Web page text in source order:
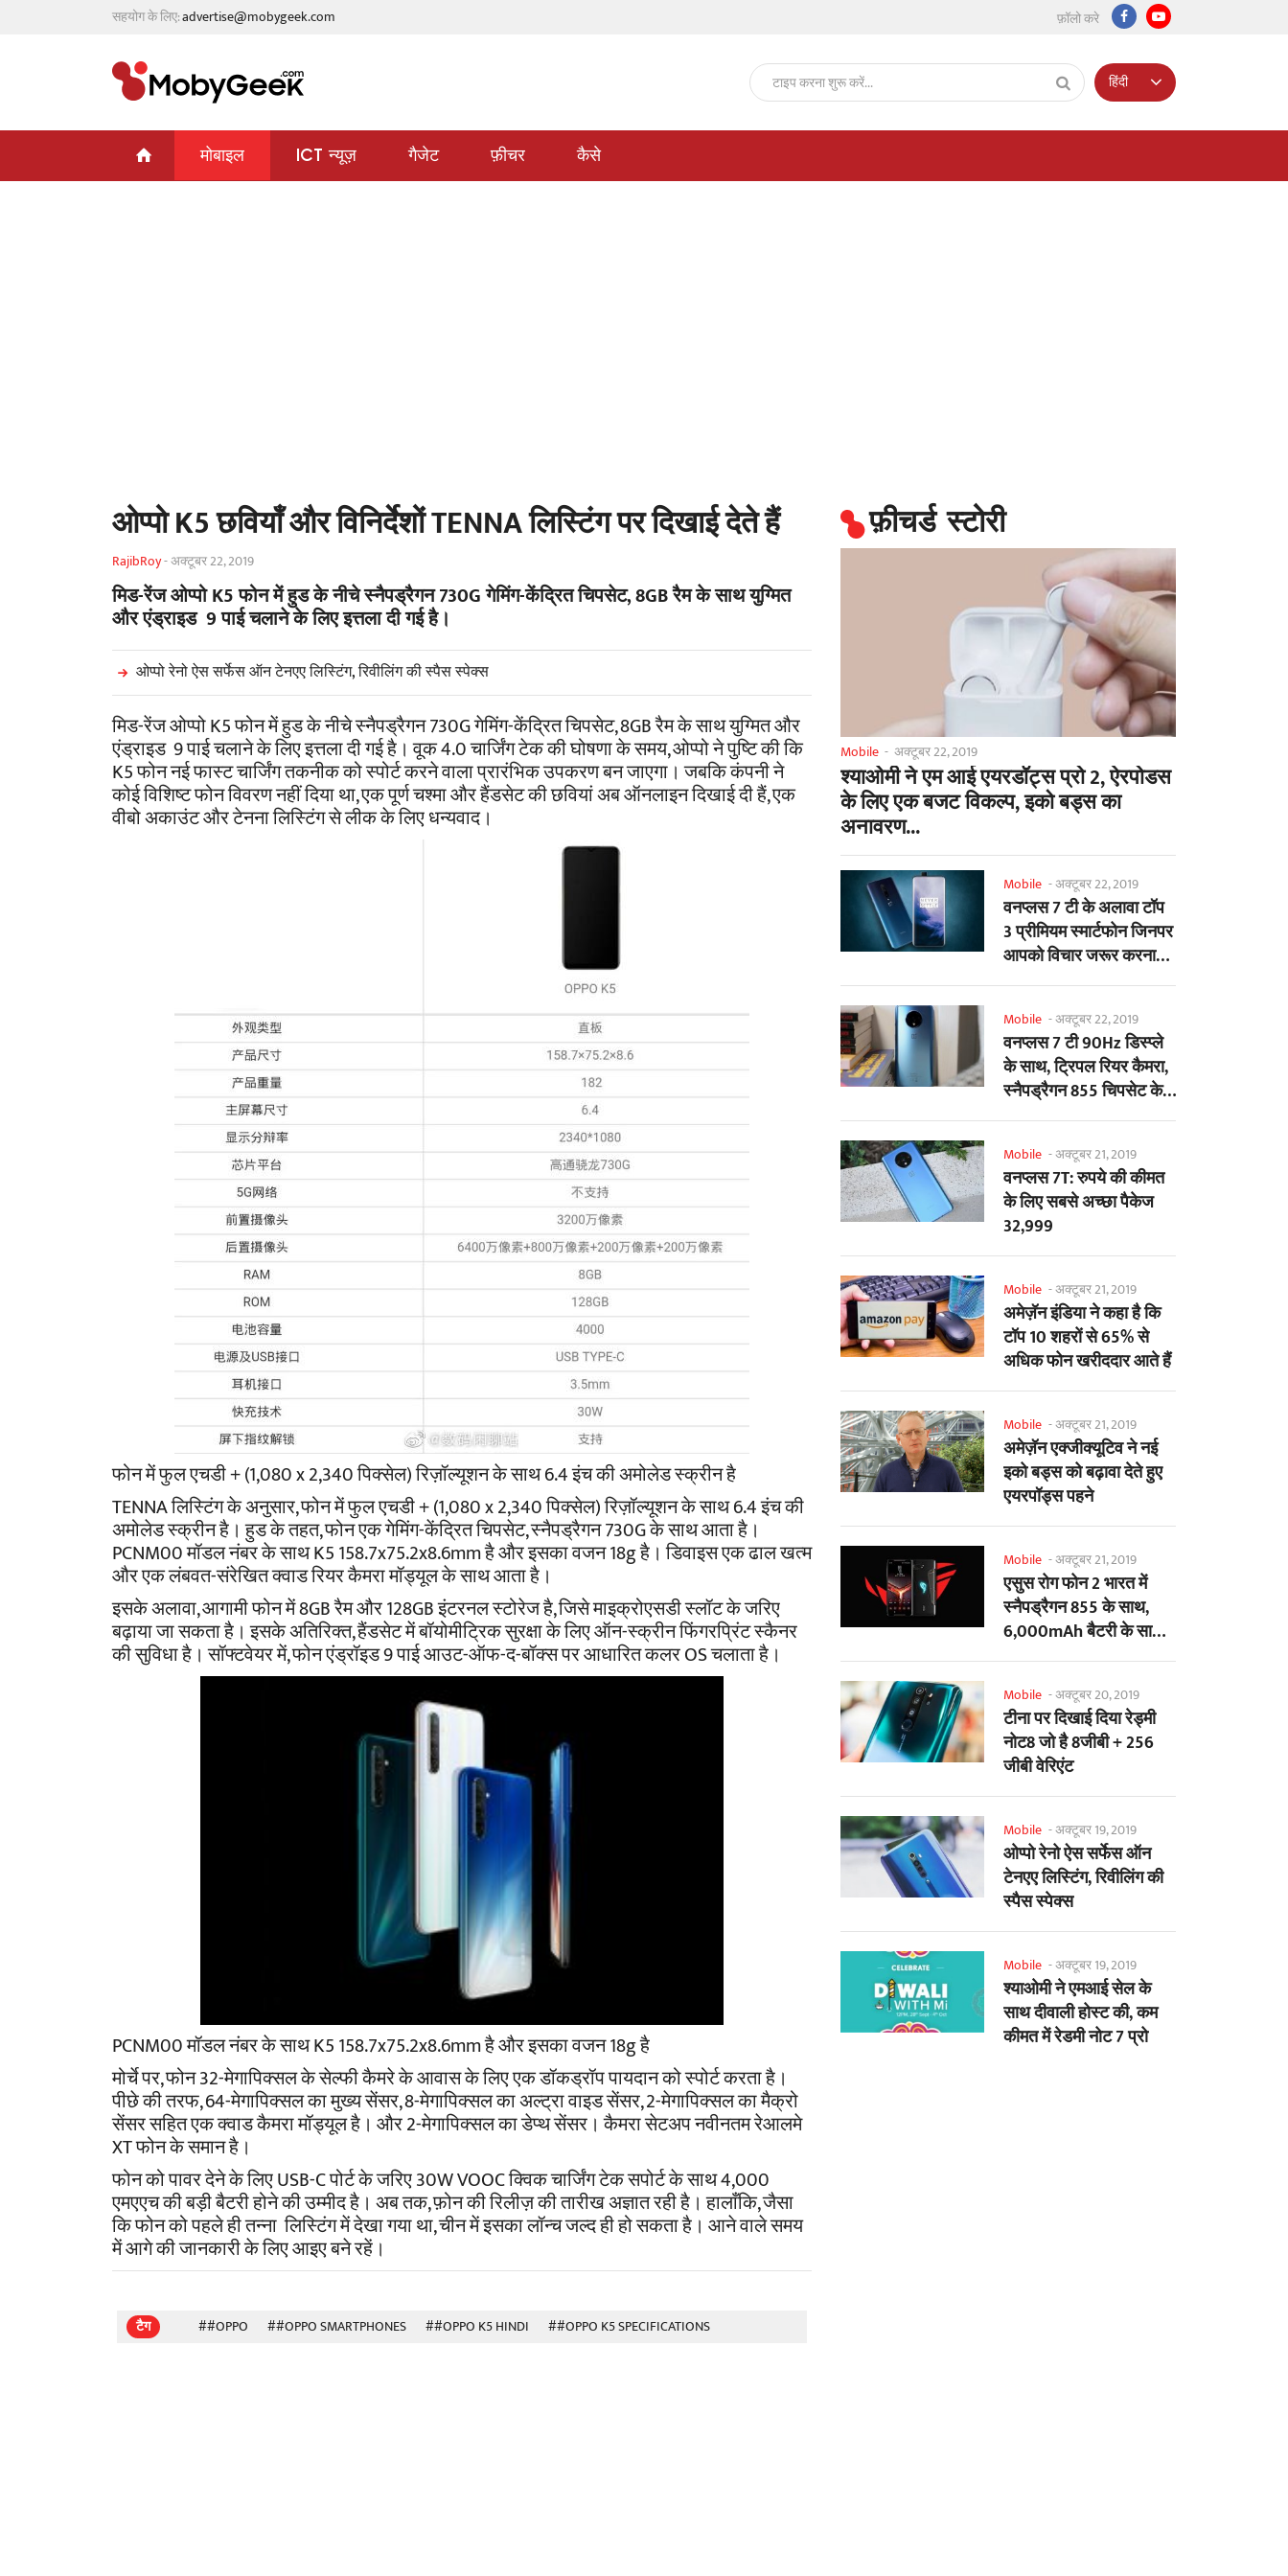
सहयोग के लिए:advertise@mobygeek.com फ़ॉलो करे
मोबाइल ICT न्यूज़ गैजेट फ़ीचर कैसे
हिंदी
ओप्पो K5 छवियाँ और विनिर्देशों TENNA लिस्टिंग पर दिखाई देते हैं
RajibRoy-अक्टूबर 22, 2019
मिड-रेंज ओप्पो K5 फोन में हुड के नीचे स्नैपड्रैगन 730G गेमिंग-केंद्रित चिपसेट, 8GB रैम के साथ युग्मित
और एंड्राइड 9 पाई चलाने के लिए इत्तला दी गई है।
ओप्पो रेनो ऐस सर्फेस ऑन टेनएए लिस्टिंग, रिवीलिंग की स्पैस स्पेक्स
मिड-रेंज ओप्पो K5 फोन में हुड के नीचे स्नैपड्रैगन 730G गेमिंग-केंद्रित चिपसेट, 8GB रैम के साथ युग्मित और
एंड्राइड 9 पाई चलाने के लिए इत्तला दी गई है।वूक 4.0 चार्जिंग टेक की घोषणा के समय, ओप्पो ने पुष्टि की कि
K5 फोन नई फास्ट चार्जिंग तकनीक को स्पोर्ट करने वाला प्रारंभिक उपकरण बन जाएगा। जबकि कंपनी ने
कोई विशिष्ट फोन विवरण नहीं दिया था, एक पूर्ण चश्मा और हैंडसेट की छवियां अब ऑनलाइन दिखाई दी हैं, एक
वीबो अकाउंट और टेनना लिस्टिंग से लीक के लिए धन्यवाद।
फोन में फुल एचडी + (1,080 x 2,340 पिक्सेल) रिज़ॉल्यूशन के साथ 6.4 इंच की अमोलेड स्क्रीन है
TENNA लिस्टिंग के अनुसार, फोन में फुल एचडी + (1,080 x 2,340 पिक्सेल) रिज़ॉल्यूशन के साथ 6.4 इंच की
अमोलेड स्क्रीन है। हुड के तहत, फोन एक गेमिंग-केंद्रित चिपसेट, स्नैपड्रैगन 730G के साथ आता है।
PCNM00 मॉडल नंबर के साथ K5 158.7x75.2x8.6mm है और इसका वजन 18g है। डिवाइस एक ढाल खत्म
और एक लंबवत-संरेखित क्वाड रियर कैमरा मॉड्यूल के साथ आता है।
इसके अलावा, आगामी फोन में 8GB रैम और 128GB इंटरनल स्टोरेज है, जिसे माइक्रोएसडी स्लॉट के जरिए
बढ़ाया जा सकता है। इसके अतिरिक्त, हैंडसेट में बॉयोमीट्रिक सुरक्षा के लिए ऑन-स्क्रीन फिंगरप्रिंट स्कैनर
की सुविधा है। सॉफ्टवेयर में, फोन एंड्रॉइड 9 पाई आउट-ऑफ-द-बॉक्स पर आधारित कलर OS चलाता है।
PCNM00 मॉडल नंबर के साथ K5 158.7x75.2x8.6mm है और इसका वजन 18g है
मोर्चे पर, फोन 32-मेगापिक्सल के सेल्फी कैमरे के आवास के लिए एक डॉकड्रॉप पायदान को स्पोर्ट करता है।
पीछे की तरफ, 64-मेगापिक्सल का मुख्य सेंसर, 8-मेगापिक्सल का अल्ट्रा वाइड सेंसर, 2-मेगापिक्सल का मैक्रो
सेंसर सहित एक क्वाड कैमरा मॉड्यूल है। और 2-मेगापिक्सल का डेप्थ सेंसर। कैमरा सेटअप नवीनतम रेआलमे
XT फोन के समान है।
फोन को पावर देने के लिए USB-C पोर्ट के जरिए 30W VOOC क्विक चार्जिंग टेक सपोर्ट के साथ 4,000
एमएएच की बड़ी बैटरी होने की उम्मीद है। अब तक, फ़ोन की रिलीज़ की तारीख अज्ञात रही है। हालाँकि, जैसा
कि फोन को पहले ही तन्ना लिस्टिंग में देखा गया था, चीन में इसका लॉन्च जल्द ही हो सकता है। आने वाले समय
में आगे की जानकारी के लिए आइए बने रहें।
टैग ##OPPO ##OPPO SMARTPHONES ##OPPO K5 HINDI ##OPPO K5 SPECIFICATIONS
फ़ीचर्ड स्टोरी
Mobile - अक्टूबर 22, 2019
श्याओमी ने एम आई एयरडॉट्स प्रो 2, ऐरपोडस
के लिए एक बजट विकल्प, इको बड्स का
अनावरण...
Mobile -अक्टूबर 22, 2019
वनप्लस 7 टी के अलावा टॉप
3 प्रीमियम स्मार्टफोन जिनपर
आपको विचार जरूर करना
चाहिए
Mobile -अक्टूबर 22, 2019
वनप्लस 7 टी 90Hz डिस्प्ले
के साथ, ट्रिपल रियर कैमरा,
स्नैपड्रैगन 855 चिपसेट के
साथ...
Mobile -अक्टूबर 21, 2019
वनप्लस 7T: रुपये की कीमत
के लिए सबसे अच्छा पैकेज
32,999
Mobile -अक्टूबर 21, 2019
अमेज़ॅन इंडिया ने कहा है कि
टॉप 10 शहरों से 65% से
अधिक फोन खरीददार आते हैं
Mobile -अक्टूबर 21, 2019
अमेज़ॅन एक्जीक्यूटिव ने नई
इको बड्स को बढ़ावा देते हुए
एयरपॉड्स पहने
Mobile -अक्टूबर 21, 2019
एसुस रोग फोन 2 भारत में
स्नैपड्रैगन 855 के साथ,
6,000mAh बैटरी के साथ
लांच हुआ
Mobile -अक्टूबर 20, 2019
टीना पर दिखाई दिया रेड्मी
नोट8 जो है 8जीबी + 256
जीबी वेरिएंट
Mobile -अक्टूबर 19, 2019
ओप्पो रेनो ऐस सर्फेस ऑन
टेनएए लिस्टिंग, रिवीलिंग की
स्पैस स्पेक्स
Mobile -अक्टूबर 19, 2019
श्याओमी ने एमआई सेल के
साथ दीवाली होस्ट की, कम
कीमत में रेडमी नोट 7 प्रो